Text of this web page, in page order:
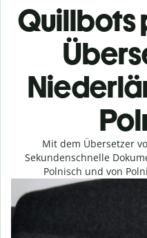
Quillbots
Mit dem Übersetzer
Sekundenschnelle
Polnisch und von